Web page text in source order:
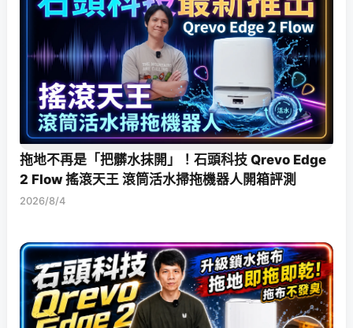
拖地不再是「把髒水抹開」！石頭科技 Qrevo Edge
2 Flow 搖滾天王 滾筒活水掃拖機器人開箱評測
2026/8/4